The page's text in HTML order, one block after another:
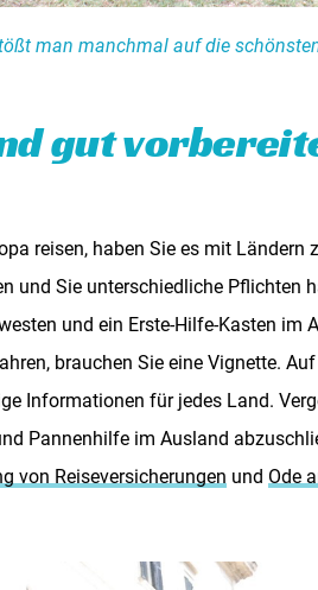
man manchmal auf die
gut
reisen, haben Sie es mit Ländern
und Sie unterschiedliche Pflichten
und ein Erste-Hilfe-Kasten im
brauchen Sie eine Vignette.
Informationen für jedes Land.
Pannenhilfe im Ausland
von Reiseversicherungen und Ode